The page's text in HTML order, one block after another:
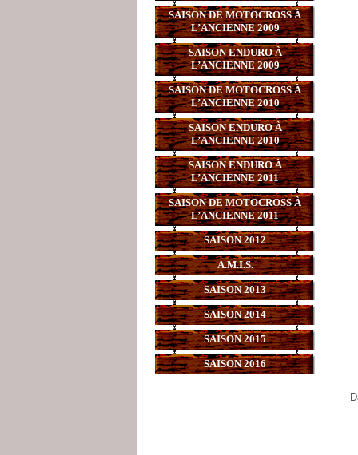
SAISON DE MOTOCROSS À
L’ANCIENNE 2009
SAISON ENDURO À
L’ANCIENNE 2009
SAISON DE MOTOCROSS À
L’ANCIENNE 2010
SAISON ENDURO À
L’ANCIENNE 2010
SAISON ENDURO À
L’ANCIENNE 2011
SAISON DE MOTOCROSS À
L’ANCIENNE 2011
SAISON 2012
A.M.I.S.
SAISON 2013
SAISON 2014
SAISON 2015
SAISON 2016